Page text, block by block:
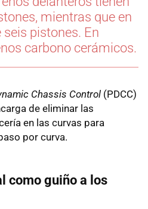
mientras que en
seis pistones. En
carbono cerámicos.
Chassis Control (PDCC)
de eliminar las
en las curvas para
por curva.
como guiño a los